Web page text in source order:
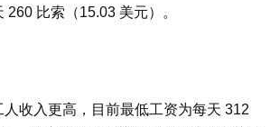
260 比索（15.03 美元）。
收入更高，目前最低工资为每天 312